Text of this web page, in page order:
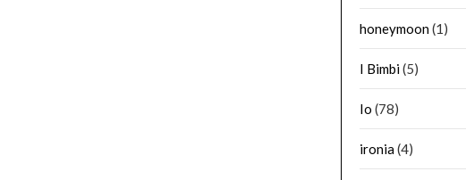
honeymoon(1)
I Bimbi(5)
Io (78)
ironia(4)